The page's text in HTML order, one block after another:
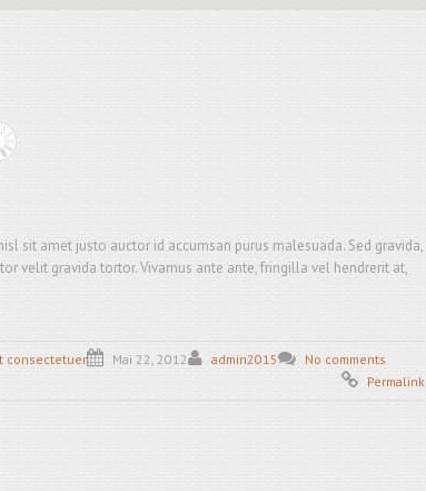
sit amet justo auctor id accumsan purus malesuada. Sed gravida,
velit gravida tortor. Vivamus ante ante, fringilla vel hendrerit at,
consectetuer Mai 22, 2012 admin2015
No comments
Permalink